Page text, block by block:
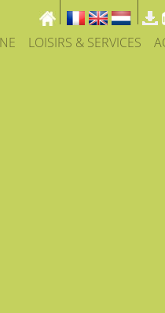
LOISIRS & SERVICES